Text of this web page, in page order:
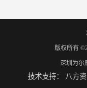
版权所有
深圳为尔
技术支持： 八方